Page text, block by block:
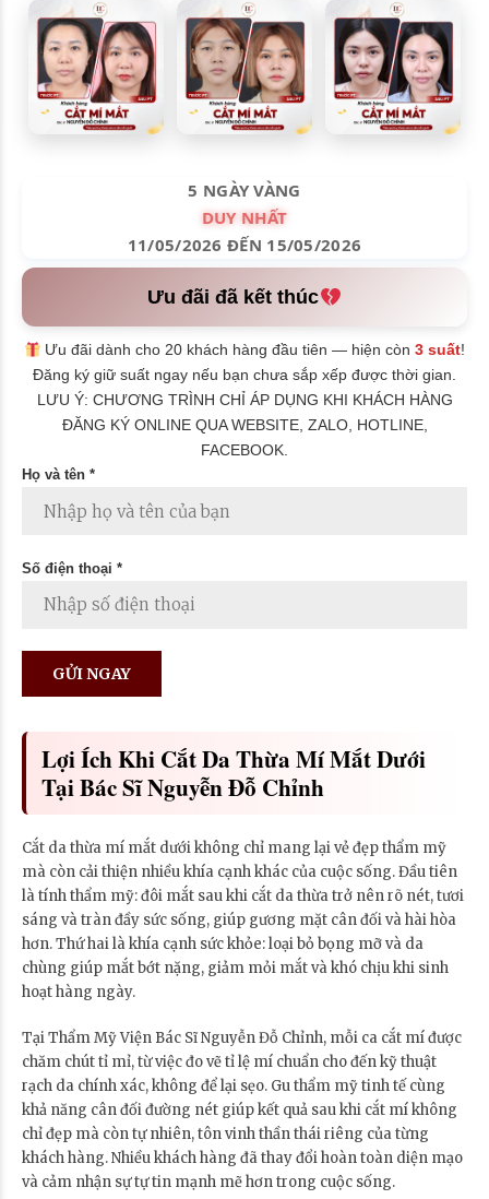
5 NGÀY VÀNG
DUY NHẤT
11/05/2026 ĐẾN 15/05/2026
Ưu đãi đã kết thúc
Ưu đãi dành cho 20 khách hàng đầu tiên — hiện còn3 suất!
Đăng ký giữ suất ngay nếu bạn chưa sắp xếp được thời gian.
LƯU Ý: CHƯƠNG TRÌNH CHỈ ÁP DỤNG KHI KHÁCH HÀNG
ĐĂNG KÝ ONLINE QUA WEBSITE, ZALO, HOTLINE,
FACEBOOK.
Họ và tên *
Số điện thoại *
Lợi Ích Khi Cắt Da Thừa Mí Mắt Dưới
Tại Bác Sĩ Nguyễn Đỗ Chỉnh
Cắt da thừa mí mắt dưới không chỉ mang lại vẻ đẹp thẩm mỹ
mà còn cải thiện nhiều khía cạnh khác của cuộc sống. Đầu tiên
là tính thẩm mỹ: đôi mắt sau khi cắt da thừa trở nên rõ nét, tươi
sáng và tràn đầy sức sống, giúp gương mặt cân đối và hài hòa
hơn. Thứ hai là khía cạnh sức khỏe: loại bỏ bọng mỡ và da
chùng giúp mắt bớt nặng, giảm mỏi mắt và khó chịu khi sinh
hoạt hàng ngày.
Tại Thẩm Mỹ Viện Bác Sĩ Nguyễn Đỗ Chỉnh, mỗi ca cắt mí được
chăm chút tỉ mỉ, từ việc đo vẽ tỉ lệ mí chuẩn cho đến kỹ thuật
rạch da chính xác, không để lại sẹo. Gu thẩm mỹ tinh tế cùng
khả năng cân đối đường nét giúp kết quả sau khi cắt mí không
chỉ đẹp mà còn tự nhiên, tôn vinh thần thái riêng của từng
khách hàng. Nhiều khách hàng đã thay đổi hoàn toàn diện mạo
và cảm nhận sự tự tin mạnh mẽ hơn trong cuộc sống.